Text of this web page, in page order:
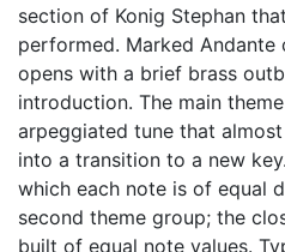
section of Konig Stephan
performed. Marked
opens with a brief brass
introduction. The main
arpeggiated tune that
into a transition to a new
which each note is of equal
second theme group; the
built of equal note values.